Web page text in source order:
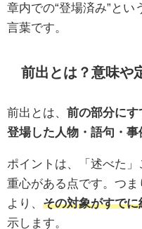
章内での“登場済み”とい
言葉です。
前出とは？意味や
前出とは、 前の部分にす
登場した人物・語句・事
ポイントは、「述べた
重心がある点です。つ
より、 その対象がすで
示します。